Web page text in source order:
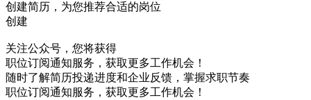
创建简历，为您推荐合适的岗位
创建
关注公众号，您将获得
职位订阅通知服务，获取更多工作机会！
随时了解简历投递进度和企业反馈，掌握求职节奏
职位订阅通知服务，获取更多工作机会！